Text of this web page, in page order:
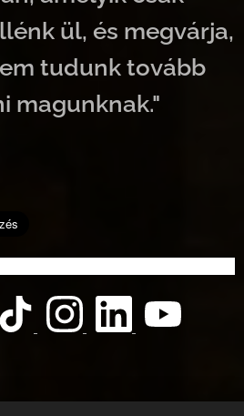
ül, és megvárja,
tudunk tovább
magunknak."